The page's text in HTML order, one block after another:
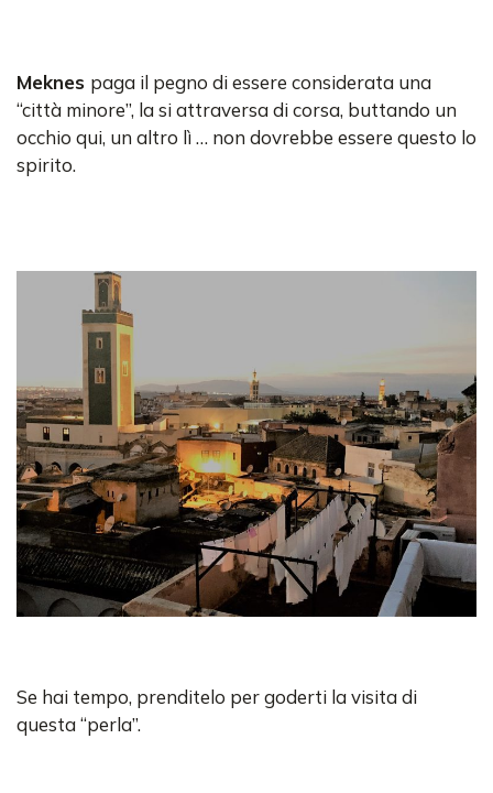
Meknes paga il pegno di essere considerata una
“città minore”, la si attraversa di corsa, buttando un
occhio qui, un altro lì … non dovrebbe essere questo lo
spirito.
Se hai tempo, prenditelo per goderti la visita di
questa “perla”.